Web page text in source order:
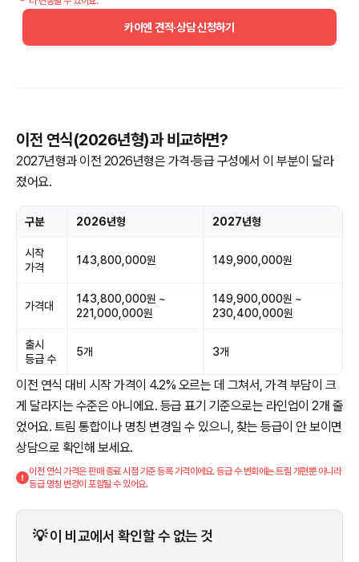
카이엔 견적·상담 신청하기
이전 연식(2026년형)과 비교하면?
2027년형과 이전 2026년형은 가격·등급 구성에서 이 부분이 달라
졌어요.
구분 2026년형 2027년형
시작
가격
143,800,000원 149,900,000원
가격대
143,800,000원 ~
221,000,000원
149,900,000원 ~
230,400,000원
출시
등급 수
5개 3개
이전 연식 대비 시작 가격이 4.2% 오르는 데 그쳐서, 가격 부담이 크
게 달라지는 수준은 아니에요. 등급 표기 기준으로는 라인업이 2개 줄
었어요. 트림 통합이나 명칭 변경일 수 있으니, 찾는 등급이 안 보이면
상담으로 확인해 보세요.
이전 연식 가격은 판매 종료 시점 기준 등록 가격이에요. 등급 수 변화에는 트림 개편뿐 아니라
등급 명칭 변경이 포함될 수 있어요.
💡 이 비교에서 확인할 수 없는 것